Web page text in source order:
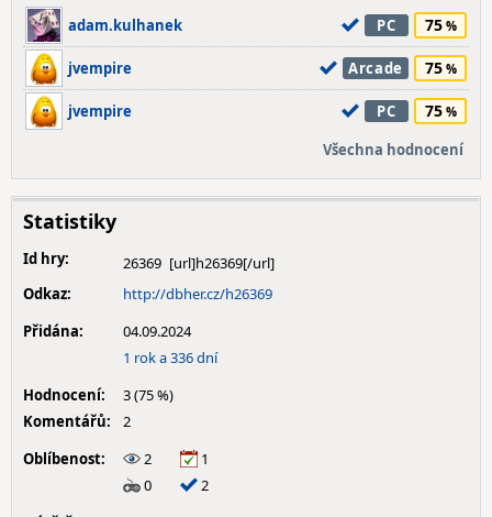
adam.kulhanek PC 75
jvempire Arcade 75
jvempire PC 75
Všechna hodnocení
Statistiky
Id hry:
26369
Odkaz:
http://dbher.cz/h26369
Přidána:
04.09.2024
1 rok a 336 dní
Hodnocení:
3 (75 %)
Komentářů:
2
Oblíbenost:
2
1
0
2